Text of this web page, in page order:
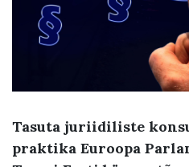
Tasuta juriidiliste
praktika Euroopa